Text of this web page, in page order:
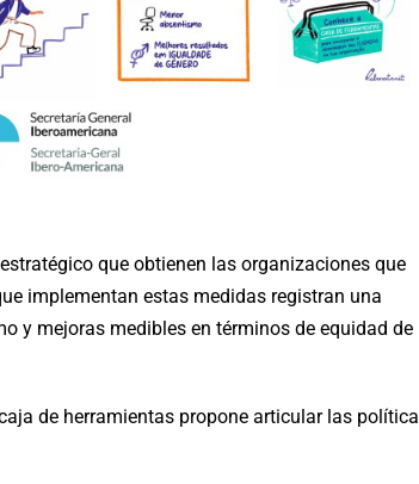
que obtienen las organizaciones que
implementan estas medidas registran una
y mejoras medibles en términos de equidad de
de herramientas propone articular las